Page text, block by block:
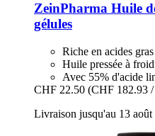
ZeinPharma Huile
gélules
Riche en acides
Huile pressée à
Avec 55% d'acide
CHF 22.50 (CHF 182.93
Livraison jusqu'au 13 août